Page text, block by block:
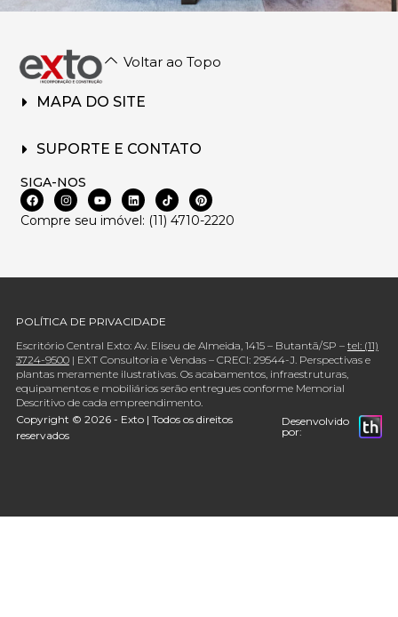
MAPA DO SITE
SUPORTE E CONTATO
SIGA-NOS
Compre seu imóvel: (11) 4710-2220
Voltar ao Topo
POLÍTICA DE PRIVACIDADE
Escritório Central Exto: Av. Eliseu de Almeida, 1415 – Butantã/SP – tel: (11)
3724-9500| EXT Consultoria e Vendas – CRECI: 29544-J. Perspectivas e
plantas meramente ilustrativas. Os acabamentos, infraestruturas,
equipamentos e mobiliários serão entregues conforme Memorial
Descritivo de cada empreendimento.
Copyright © 2026 - Exto | Todos os direitos
reservados
Desenvolvido
por: